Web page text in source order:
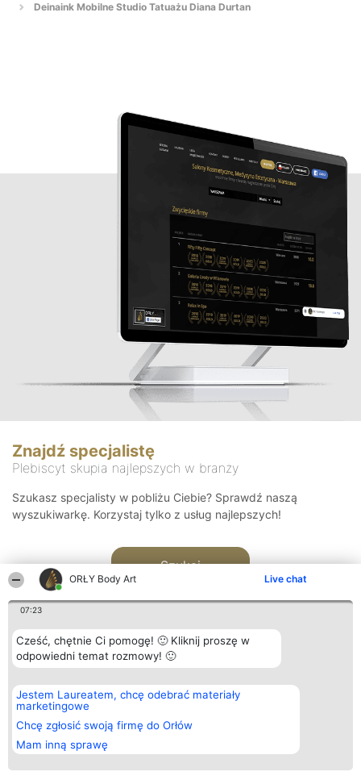
ORŁY Body Art Live chat
07:23
Cześć, chętnie Ci pomogę! 🙂 Kliknij proszę w
odpowiedni temat rozmowy! 🙂
Jestem Laureatem, chcę odebrać materiały
marketingowe
Chcę zgłosić swoją firmę do Orłów
Mam inną sprawę
Deinaink Mobilne Studio Tatuażu Diana Durtan
Znajdź specjalistę
Plebiscyt skupia najlepszych w branży
Szukasz specjalisty w pobliżu Ciebie? Sprawdź naszą
wyszukiwarkę. Korzystaj tylko z usług najlepszych!
Szukaj
Organizator plebiscytu
Bright Side Solutions sp. z o.
o. sp. k.
ul. Ruska 22
Wrocław 50-079
KRS 0000749100 | Regon
381313360 | NIP 8943132676
Plebiscyt
Laureaci
wszystkich
Laureatów
Regulamin
Kontakt
Kontakt